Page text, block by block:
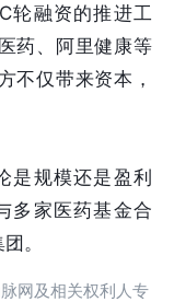
轮融资的推进工
药、阿里健康等
不仅带来资本，
是规模还是盈利
多家医药基金合
。
网及相关权利人专